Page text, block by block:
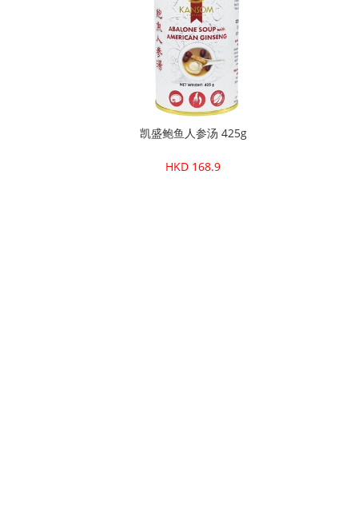
凯盛鲍鱼人参汤 425g
HKD 168.9